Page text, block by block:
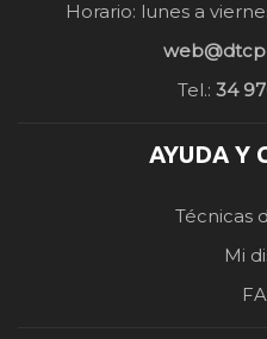
Horario: lunes a
Tel.: 34
AYUDA Y
Técnicas
Mi